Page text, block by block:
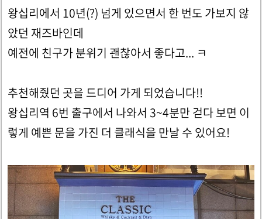
왕십리에서 10년(?) 넘게 있으면서 한 번도 가보지 않
았던 재즈바인데
예전에 친구가 분위기 괜찮아서 좋다고... ㅋ
추천해줬던 곳을 드디어 가게 되었습니다!!
왕십리역 6번 출구에서 나와서 3~4분만 걷다 보면 이
렇게 예쁜 문을 가진 더 클래식을 만날 수 있어요!